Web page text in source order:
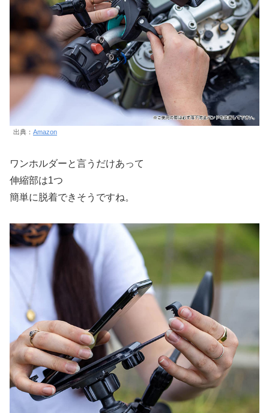
出典： Amazon
ワンホルダーと言うだけあって
伸縮部は1つ
簡単に脱着できそうですね。